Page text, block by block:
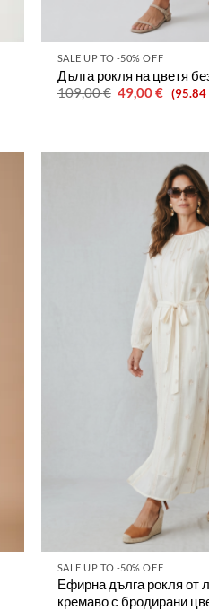
SALE UP TO -50% OFF
Дълга рокля на цветя
109,00€ Original
price
49,00€
цена
(95.84
SALE UP TO -50% OFF
Ефирна дълга рокля от
кремаво с бродирани